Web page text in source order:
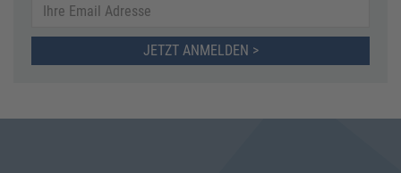
JETZT ANMELDEN >